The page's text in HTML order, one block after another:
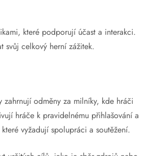
které podporují účast a interakci.
svůj celkový herní zážitek.
odměny za milníky, kde hráči
hráče k pravidelnému přihlašování a
vyžadují spolupráci a soutěžení.